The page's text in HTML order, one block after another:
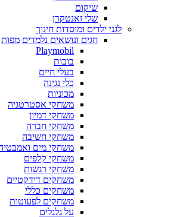
שיקום
שלי זאנטקרן
לגני ילדים ומוסדות חינוך
חגים ונושאים נלמדים מפות
Playmobil
בובות
בעלי חיים
כלי נגינה
מכוניות
משחקי אסטרטגיה
משחקי דמיון
משחקי חברה
משחקי חשיבה
משחקי מים
משחקי קלפים
משחקי רגשות
משחקים דידקטיים
משחקים כללי
משחקים לפעוטות
על גלגלים